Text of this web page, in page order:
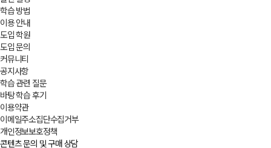
학습 방법
이용 안내
도입 학원
도입 문의
커뮤니티
공지사항
학습 관련 질문
바탕 학습 후기
이용약관
이메일주소집단수집거부
개인정보보호정책
콘텐츠 문의 및 구매 상담